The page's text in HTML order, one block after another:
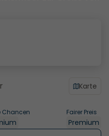
Chancen Fairer Preis
Premium
Karte